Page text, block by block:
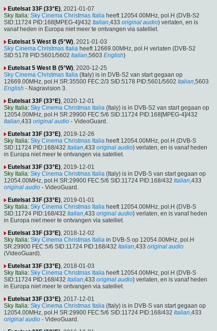
Eutelsat 33F (33°E) , 2021-01-07
Sky Italia: Sky Cinema Christmas Italia heeft 12054.00MHz, pol.H (DVB-S2
SID:11724 PID:168[MPEG-4]/432 Italian ,433 original audio) verlaten, en is
vanaf heden in Europa niet meer te ontvangen via satelliet.
Eutelsat 5 West B (5°W) , 2021-01-03
Sky Cinema Christmas Italia heeft 12669.00MHz, pol.H verlaten (DVB-S2
SID:5178 PID:5601/5602 Italian ,5603 English)
Eutelsat 5 West B (5°W) , 2020-12-25
Sky Cinema Christmas Italia (Italy) is in DVB-S2 van start gegaan op
12669.00MHz, pol.H SR:35500 FEC:2/3 SID:5178 PID:5601/5602 Italian ,5603
English - Nagravision 3.
Eutelsat 33F (33°E) , 2020-12-01
Sky Italia: Sky Cinema Christmas Italia (Italy) is in DVB-S2 van start gegaan op
12054.00MHz, pol.H SR:29900 FEC:5/6 SID:11724 PID:168[MPEG-4]/432
Italian ,433 original audio - VideoGuard.
Eutelsat 33F (33°E) , 2019-12-26
Sky Italia: Sky Cinema Christmas Italia heeft 12054.00MHz, pol.H (DVB-S
SID:11724 PID:168/432 Italian ,433 original audio) verlaten, en is vanaf heden
in Europa niet meer te ontvangen via satelliet.
Eutelsat 33F (33°E) , 2019-12-01
Sky Italia: Sky Cinema Christmas Italia (Italy) is in DVB-S van start gegaan op
12054.00MHz, pol.H SR:29900 FEC:5/6 SID:11724 PID:168/432 Italian ,433
original audio - VideoGuard.
Eutelsat 33F (33°E) , 2019-01-01
Sky Italia: Sky Cinema Christmas Italia heeft 12054.00MHz, pol.H (DVB-S
SID:11724 PID:168/432 Italian ,433 original audio) verlaten, en is vanaf heden
in Europa niet meer te ontvangen via satelliet.
Eutelsat 33F (33°E) , 2018-12-02
Sky Italia: Sky Cinema Christmas Italia in DVB-S op 12054.00MHz, pol.H
SR:29900 FEC:5/6 SID:11724 PID:168/432 Italian ,433 original audio
(VideoGuard).
Eutelsat 33F (33°E) , 2018-01-03
Sky Italia: Sky Cinema Christmas Italia heeft 12054.00MHz, pol.H (DVB-S
SID:11724 PID:168/432 Italian ,433 original audio) verlaten, en is vanaf heden
in Europa niet meer te ontvangen via satelliet.
Eutelsat 33F (33°E) , 2017-12-01
Sky Italia: Sky Cinema Christmas Italia (Italy) is in DVB-S van start gegaan op
12054.00MHz, pol.H SR:29900 FEC:5/6 SID:11724 PID:168/432 Italian ,433
original audio - VideoGuard.